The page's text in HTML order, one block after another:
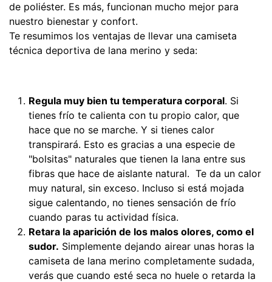
de poliéster. Es más, funcionan mucho mejor para
nuestro bienestar y confort.
Te resumimos los ventajas de llevar una camiseta
técnica deportiva de lana merino y seda:
Regula muy bien tu temperatura corporal. Si
tienes frío te calienta con tu propio calor, que
hace que no se marche. Y si tienes calor
transpirará. Esto es gracias a una especie de
"bolsitas" naturales que tienen la lana entre sus
fibras que hace de aislante natural. Te da un calor
muy natural, sin exceso. Incluso si está mojada
sigue calentando, no tienes sensación de frío
cuando paras tu actividad física.
Retara la aparición de los malos olores, como el
sudor. Simplemente dejando airear unas horas la
camiseta de lana merino completamente sudada,
verás que cuando esté seca no huele o retarda la